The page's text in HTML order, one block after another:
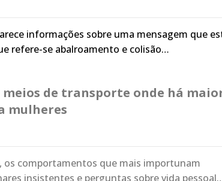
informações sobre uma mensagem que
refere-se abalroamento e colisão…
meios de transporte onde há
mulheres
os comportamentos que mais importunam
insistentes e perguntas sobre vida